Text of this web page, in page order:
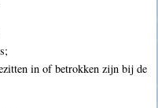
in of betrokken zijn bij de